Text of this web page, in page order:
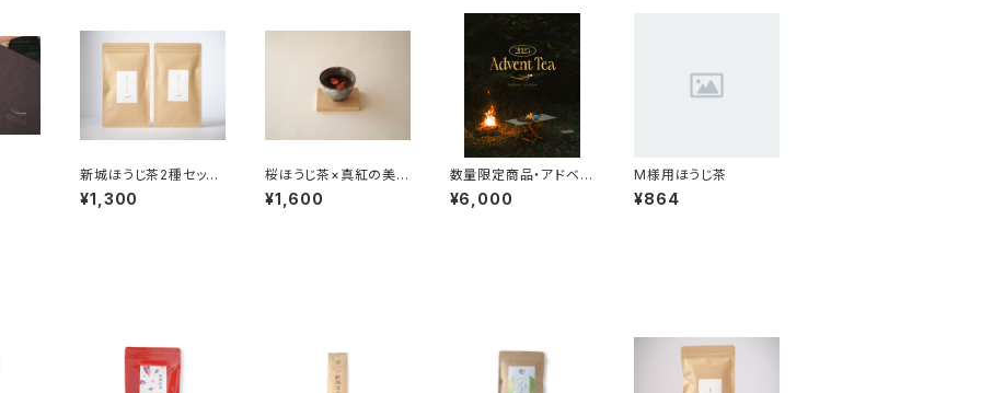
新城ほうじ茶2種セット
【べにふうき】【べにひか
り】
¥1,300
桜ほうじ茶×真紅の美
鈴(2g×3、苺ドライ6切
れ)
¥1,600
数量限定商品・アドベン
トティー 2025
¥6,000
M様用ほうじ茶
¥864